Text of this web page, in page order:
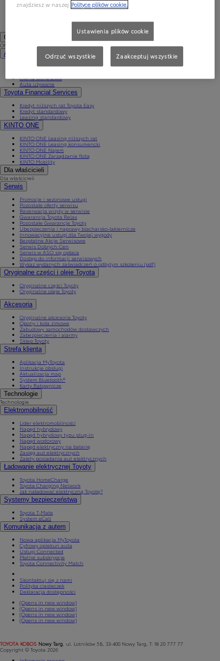
Zobacz wszystkie cenniki
Oferty specjalne i Finansowanie
Oferty specjalne i Finansowanie
Aktualne oferty
Finał wyprzedaży 2025
Oferta biznesowa
Auta używane
Toyota Financial Services
Kredyt niższych rat Toyota Easy
Kredyt standardowy
Leasing standardowy
KINTO ONE
KINTO ONE Leasing niższych rat
KINTO ONE Leasing konsumencki
KINTO ONE Najem
KINTO ONE Zarządzanie flotą
KINTO Mobility
Dla właścicieli
Dla właścicieli
Serwis
Promocje i sezonowe usługi
Pozostałe oferty serwisu
Rezerwacja wizyty w serwisie
Gwarancja Toyota Relax
Pozostałe Gwarancje Toyoty
Ubezpieczenia i naprawy blacharsko-lakiernicze
Innowacyjne usługi dla Twojej wygody
Bezpłatne Akcje Serwisowe
Serwis Dobrych Cen
Serwis w ASO się opłaca
Dostęp do informacji serwisowych
Wykaz wydanych zaświadczeń o odbytym szkoleniu (pdf)
Oryginalne części i oleje Toyota
Oryginalne części Toyoty
Oryginalne oleje Toyoty
Akcesoria
Oryginalne akcesoria Toyoty
Opony i koła zimowe
Zabudowy samochodów dostawczych
Zabezpieczenia i alarmy
Sklep Toyoty
Strefa klienta
Aplikacja MyToyota
Instrukcje obsługi
Aktualizacja map
System Bluetooth®
Karty Ratownicze
Technologie
Technologie
Elektromobilność
Lider elektromobilności
Napęd hybrydowy
Napęd hybrydowy typu plug-in
Napęd wodorowy
Napęd elektryczny na baterię
Zasięg aut elektrycznych
Zalety posiadania aut elektrycznych
Ładowanie elektrycznej Toyoty
Toyota HomeCharge
Toyota Charging Network
Jak naładować elektryczną Toyotę?
Systemy bezpieczeństwa
Toyota T-Mate
System eCall
Komunikacja z autem
Nowa aplikacja MyToyota
Cyfrowy opiekun auta
Usługi Connected
Płatne subskrypcje
Toyota Connectivity Match
Skontaktuj się z nami
Polityka ciasteczek
Deklaracja dostępności
(Opens in new window)
(Opens in new window)
(Opens in new window)
(Opens in new window)
TOYOTA KOBOS Nowy Targ, ul. Lotników 5B, 33-400 Nowy Targ, T: 18 20 777 77
Copyright © Toyota 2026
znajdziesz w naszej Polityce plików cookie.
Ustawienia plików cookie
Odrzuć wszystkie Zaakceptuj wszystkie